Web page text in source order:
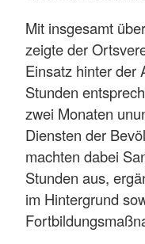
Mit insgesamt
zeigte der
Einsatz hinter der
Stunden
zwei Monaten
Diensten der
machten dabei
Stunden aus,
im Hintergrund